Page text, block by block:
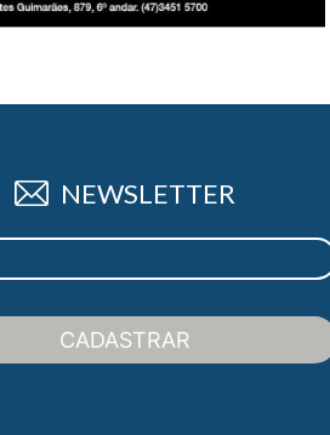
NEWSLETTER
CADASTRAR